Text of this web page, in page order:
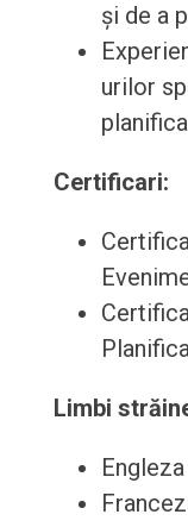
și de a
urilor
Certificari:
Limbi